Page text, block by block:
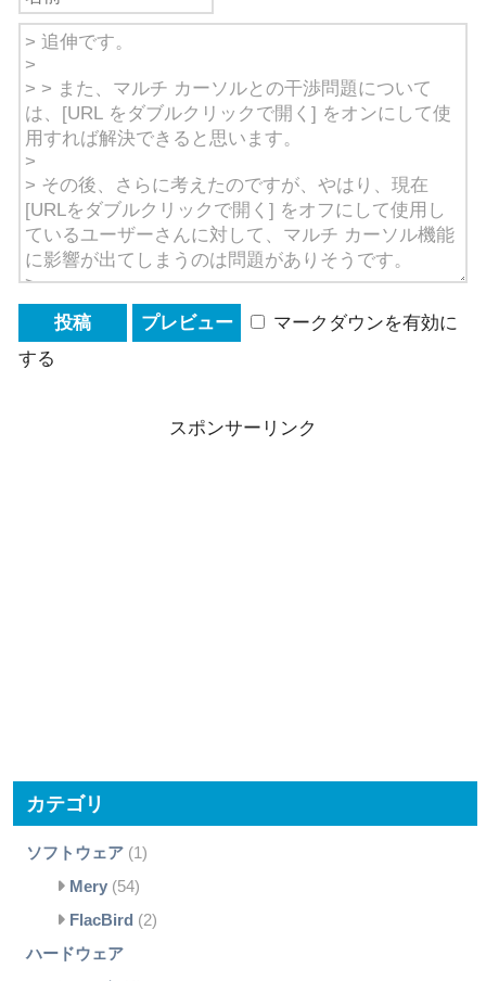
マークダウンを有効に
する
スポンサーリンク
カテゴリ
ソフトウェア(1)
Mery(54)
FlacBird (2)
ハードウェア